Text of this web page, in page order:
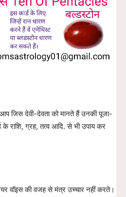
जिस देवी-देवता को मानते हैं उनकी पूजा-
के राशि, ग्रह, तत्व आदि. से भी उपाय कर
वॉइस की वजह से मंत्र उच्चार नहीं करते।